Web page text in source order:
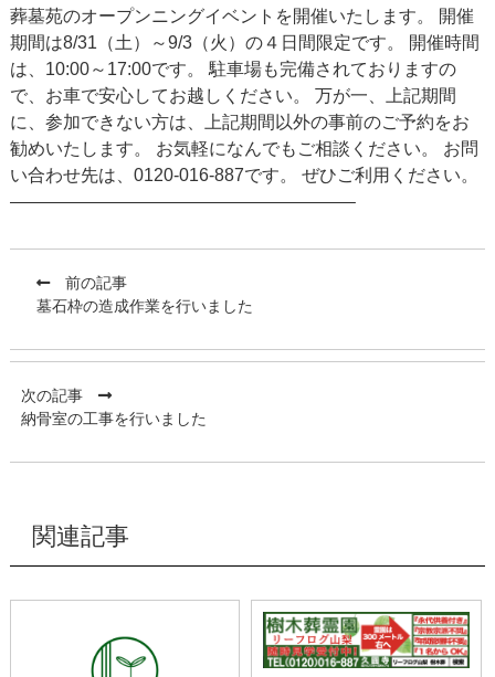
葬墓苑のオープンニングイベントを開催いたします。 開催
期間は8/31（土）～9/3（火）の４日間限定です。 開催時間
は、10:00～17:00です。 駐車場も完備されておりますの
で、お車で安心してお越しください。 万が一、上記期間
に、参加できない方は、上記期間以外の事前のご予約をお
勧めいたします。 お気軽になんでもご相談ください。 お問
い合わせ先は、0120-016-887です。 ぜひご利用ください。
———————————————————–
前の記事
墓石枠の造成作業を行いました
次の記事
納骨室の工事を行いました
関連記事